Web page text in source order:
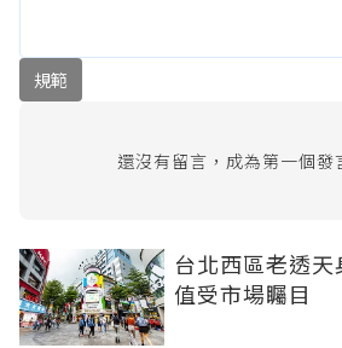
規範
還沒有留言，成為第一個發
台北西區老透
值受市場矚目